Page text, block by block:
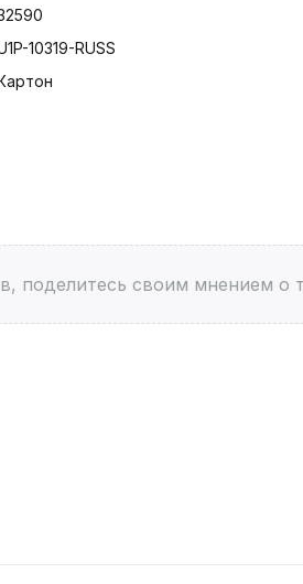
10319-RUSS
поделитесь своим мнением о